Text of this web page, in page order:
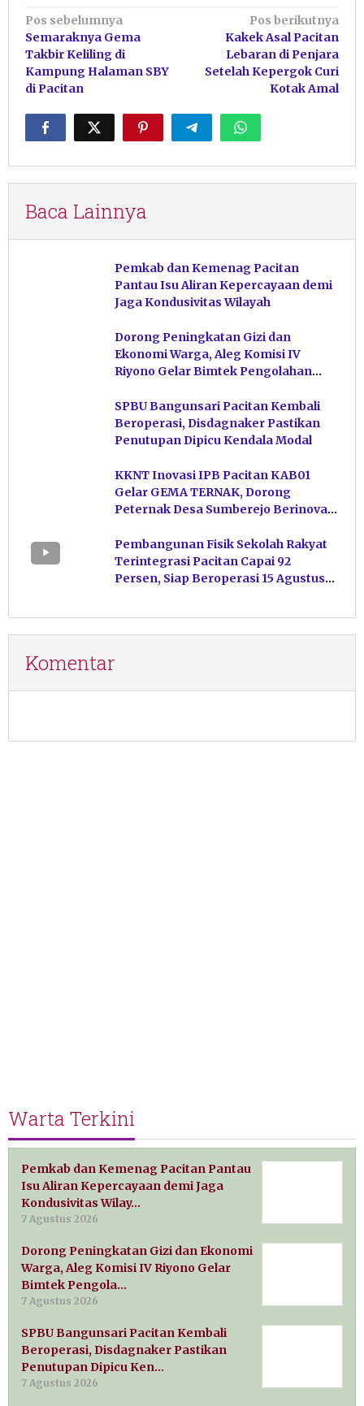
Navigasi
pos
Pos sebelumnya
Semaraknya Gema
Takbir Keliling di
Kampung Halaman SBY
di Pacitan
Pos berikutnya
Kakek Asal Pacitan
Lebaran di Penjara
Setelah Kepergok Curi
Kotak Amal
Baca Lainnya
Pemkab dan Kemenag Pacitan
Pantau Isu Aliran Kepercayaan demi
Jaga Kondusivitas Wilayah
Dorong Peningkatan Gizi dan
Ekonomi Warga, Aleg Komisi IV
Riyono Gelar Bimtek Pengolahan
SPBU Bangunsari Pacitan Kembali
Beroperasi, Disdagnaker Pastikan
Penutupan Dipicu Kendala Modal
KKNT Inovasi IPB Pacitan KAB01
Gelar GEMA TERNAK, Dorong
Peternak Desa Sumberejo Berinovasi
Pembangunan Fisik Sekolah Rakyat
Terintegrasi Pacitan Capai 92
Persen, Siap Beroperasi 15 Agustus
Komentar
Warta Terkini
Pemkab dan Kemenag Pacitan Pantau
Isu Aliran Kepercayaan demi Jaga
Kondusivitas Wilay…
7 Agustus 2026
Dorong Peningkatan Gizi dan Ekonomi
Warga, Aleg Komisi IV Riyono Gelar
Bimtek Pengola…
7 Agustus 2026
SPBU Bangunsari Pacitan Kembali
Beroperasi, Disdagnaker Pastikan
Penutupan Dipicu Ken…
7 Agustus 2026